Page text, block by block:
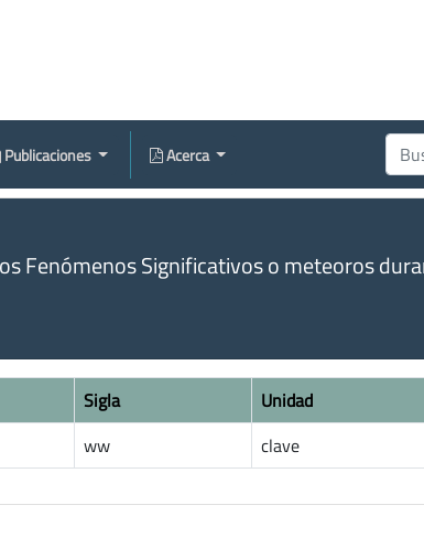
Publicaciones Acerca
Fenómenos Significativos o meteoros
Sigla Unidad
ww clave